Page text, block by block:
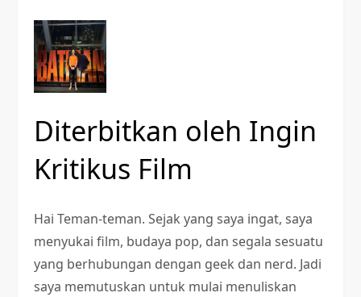
Diterbitkan oleh Ingin
Kritikus Film
Hai Teman-teman. Sejak yang saya ingat, saya
menyukai film, budaya pop, dan segala sesuatu
yang berhubungan dengan geek dan nerd. Jadi
saya memutuskan untuk mulai menuliskan